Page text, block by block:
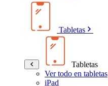
Tabletas
Tabletas
Ver todo en tabletas
iPad